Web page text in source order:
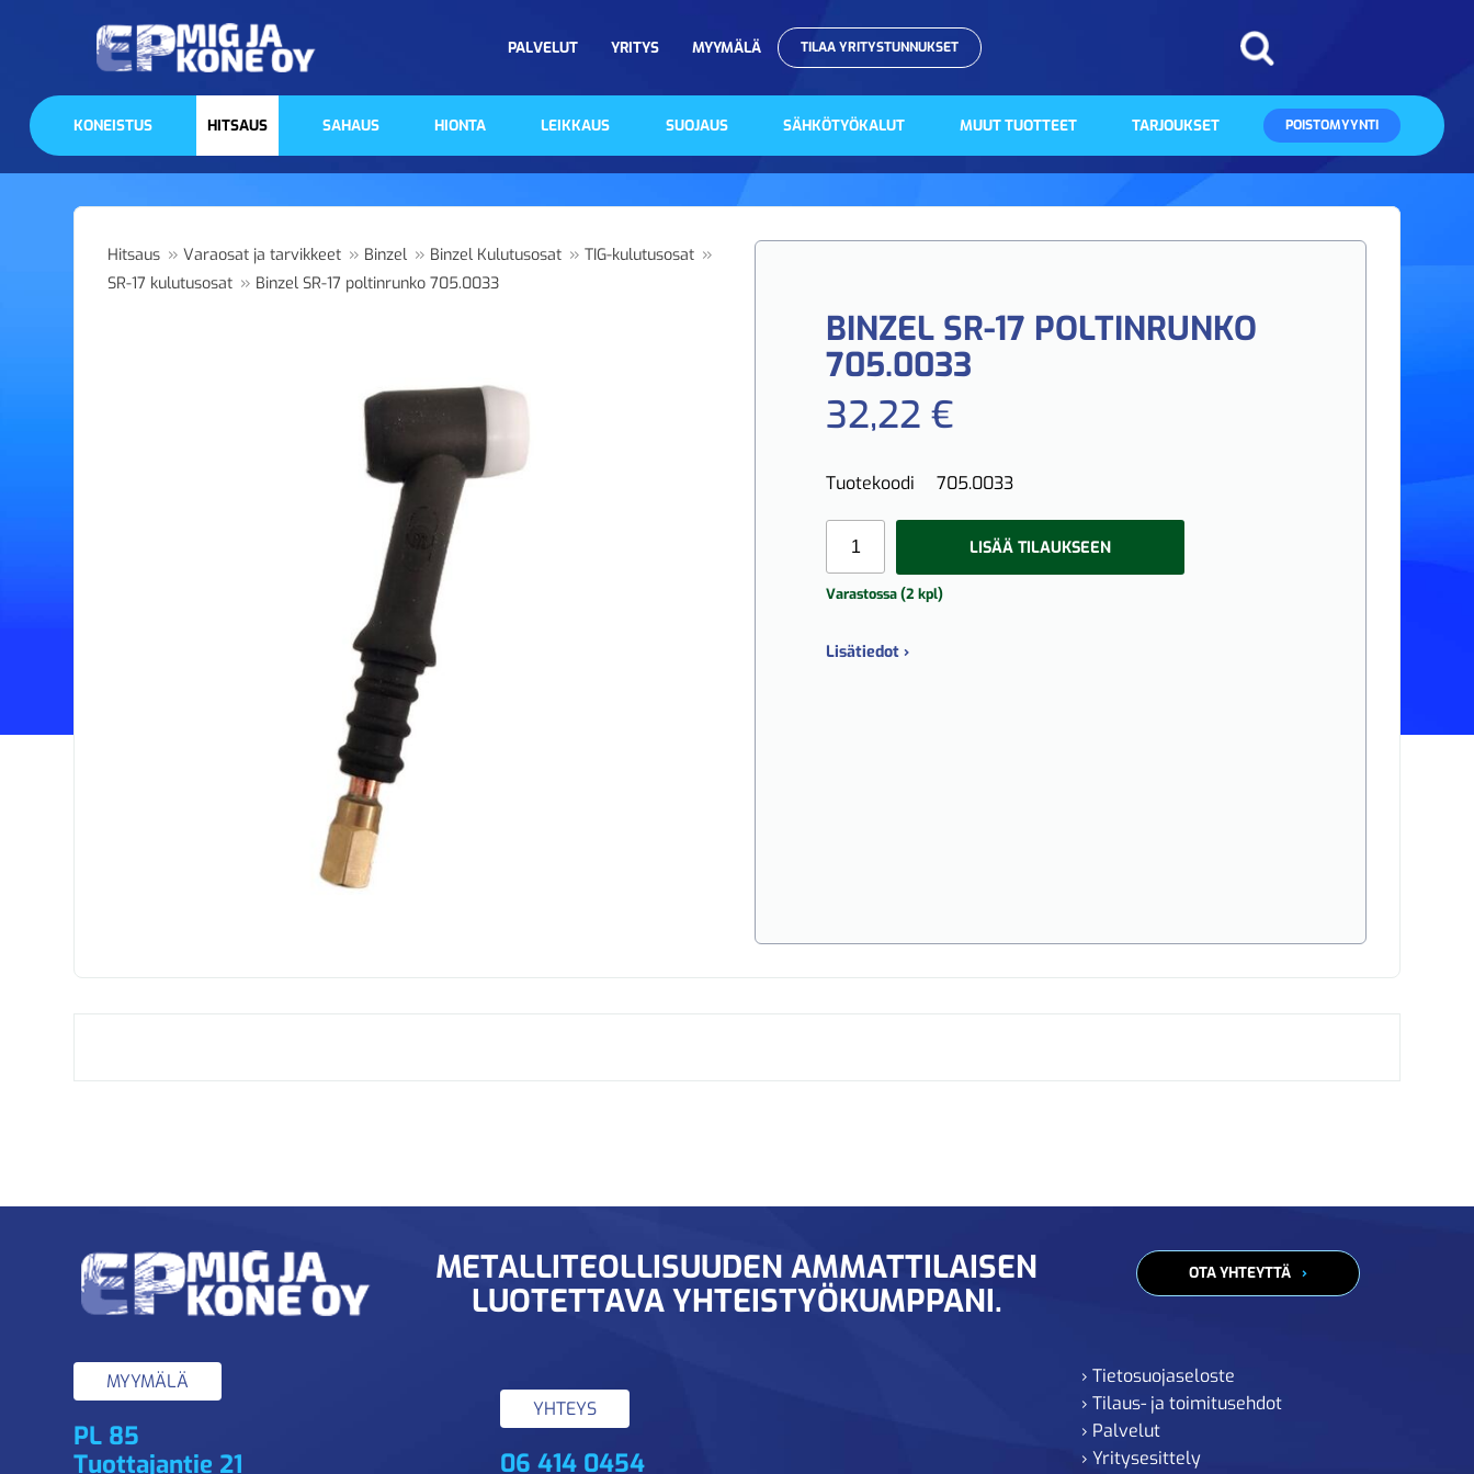
PALVELUT YRITYS MYYMÄLÄ TILAA YRITYSTUNNUKSET
KONEISTUS HITSAUS SAHAUS HIONTA LEIKKAUS SUOJAUS SÄHKÖTYÖKALUT MUUT TUOTTEET TARJOUKSET POISTOMYYNTI
Hitsaus »Varaosat ja tarvikkeet » Binzel » Binzel Kulutusosat »TIG-kulutusosat »
SR-17 kulutusosat » Binzel SR-17 poltinrunko 705.0033
BINZEL SR-17 POLTINRUNKO
705.0033
32,22 €
Tuotekoodi 705.0033
LISÄÄ TILAUKSEEN
Varastossa (2 kpl)
Lisätiedot ›
METALLITEOLLISUUDEN AMMATTILAISEN
LUOTETTAVA YHTEISTYÖKUMPPANI.
OTA YHTEYTTÄ
MYYMÄLÄ
PL 85
Tuottajantie 21
YHTEYS
06 414 0454
› Tietosuojaseloste
› Tilaus- ja toimitusehdot
› Palvelut
› Yritysesittely